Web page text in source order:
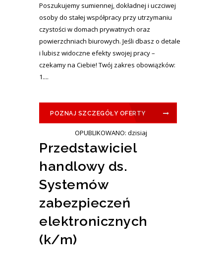
Poszukujemy sumiennej, dokładnej i uczciwej
osoby do stałej współpracy przy utrzymaniu
czystości w domach prywatnych oraz
powierzchniach biurowych. Jeśli dbasz o detale
i lubisz widoczne efekty swojej pracy –
czekamy na Ciebie! Twój zakres obowiązków:
1....
POZNAJ SZCZEGÓŁY OFERTY
OPUBLIKOWANO: dzisiaj
Przedstawiciel
handlowy ds.
Systemów
zabezpieczeń
elektronicznych
(k/m)